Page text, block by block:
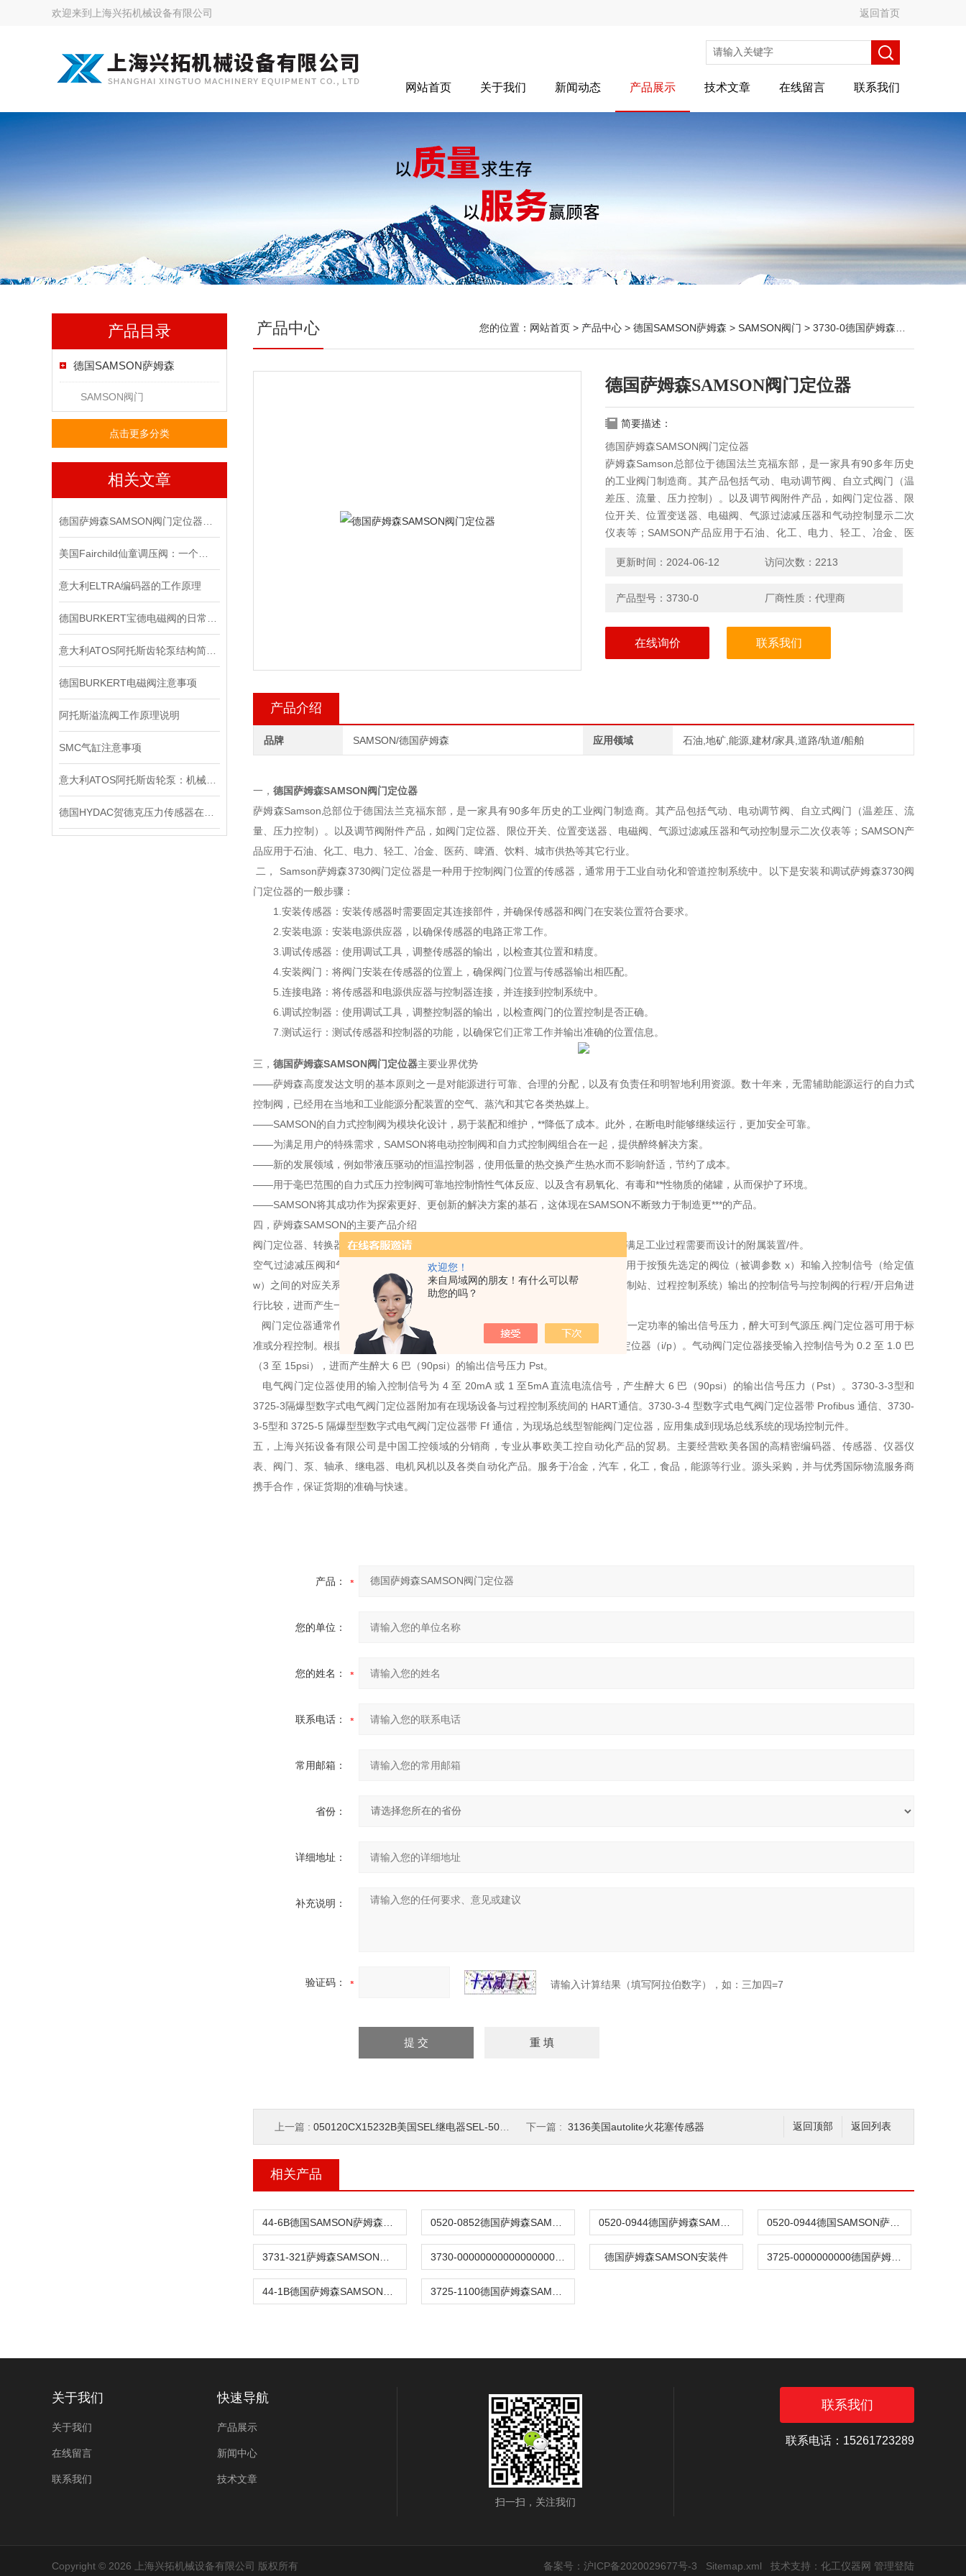
欢迎您！
来自局域网的朋友！有什么可以帮
助您的吗？
欢迎来到 上海兴拓机械设备有限公司 返回首页
网站首页 关于我们 新闻动态 产品展示 技术文章 在线留言 联系我们
产品目录
德国SAMSON萨姆森
SAMSON阀门
点击更多分类
相关文章
意大利ELTRA编码器的工作原理
德国BURKERT电磁阀注意事项
阿托斯溢流阀工作原理说明
SMC气缸注意事项
产品中心 您的位置： 网站首页 > 产品中心 > 德国SAMSON萨姆森 > SAMSON阀门 > 3730-0德国萨姆森SAMSON阀门定位器
德国萨姆森SAMSON阀门定位器
简要描述：
德国萨姆森SAMSON阀门定位器
萨姆森Samson总部位于德国法兰克福东部，是一家具有90多年历史
的工业阀门制造商。其产品包括气动、电动调节阀、自立式阀门（温
差压、流量、压力控制）。以及调节阀附件产品，如阀门定位器、限
位开关、位置变送器、电磁阀、气源过滤减压器和气动控制显示二次
仪表等；SAMSON产品应用于石油、化工、电力、轻工、冶金、医
更新时间：2024-06-12
访问次数：2213
产品型号：3730-0 厂商性质：代理商
在线询价 联系我们
产品介绍
品牌 SAMSON/德国萨姆森 应用领域 石油,地矿,能源,建材/家具,道路/轨道/船舶
一， 德国萨姆森SAMSON阀门定位器
萨姆森Samson总部位于德国法兰克福东部，是一家具有90多年历史的工业阀门制造商。其产品包括气动、电动调节阀、自立式阀门（温差压、流
量、压力控制）。以及调节阀附件产品，如阀门定位器、限位开关、位置变送器、电磁阀、气源过滤减压器和气动控制显示二次仪表等；SAMSON产
品应用于石油、化工、电力、轻工、冶金、医药、啤酒、饮料、城市供热等其它行业。
二， Samson萨姆森3730阀门定位器是一种用于控制阀门位置的传感器，通常用于工业自动化和管道控制系统中。以下是安装和调试萨姆森3730阀
门定位器的一般步骤：
1.安装传感器：安装传感器时需要固定其连接部件，并确保传感器和阀门在安装位置符合要求。
2.安装电源：安装电源供应器，以确保传感器的电路正常工作。
3.调试传感器：使用调试工具，调整传感器的输出，以检查其位置和精度。
4.安装阀门：将阀门安装在传感器的位置上，确保阀门位置与传感器输出相匹配。
5.连接电路：将传感器和电源供应器与控制器连接，并连接到控制系统中。
6.调试控制器：使用调试工具，调整控制器的输出，以检查阀门的位置控制是否正确。
7.测试运行：测试传感器和控制器的功能，以确保它们正常工作并输出准确的位置信息。
三， 德国萨姆森SAMSON阀门定位器主要业界优势
——萨姆森高度发达文明的基本原则之一是对能源进行可靠、合理的分配，以及有负责任和明智地利用资源。数十年来，无需辅助能源运行的自力式
控制阀，已经用在当地和工业能源分配装置的空气、蒸汽和其它各类热媒上。
——SAMSON的自力式控制阀为模块化设计，易于装配和维护，**降低了成本。此外，在断电时能够继续运行，更加安全可靠。
——为满足用户的特殊需求，SAMSON将电动控制阀和自力式控制阀组合在一起，提供醉终解决方案。
——新的发展领域，例如带液压驱动的恒温控制器，使用低量的热交换产生热水而不影响舒适，节约了成本。
——用于毫巴范围的自力式压力控制阀可靠地控制惰性气体反应、以及含有易氧化、有毒和**性物质的储罐，从而保护了环境。
——SAMSON将其成功作为探索更好、更创新的解决方案的基石，这体现在SAMSON不断致力于制造更***的产品。
四，萨姆森SAMSON的主要产品介绍
阀门定位器、转换器、阀位开关、阀位变送器、电磁阀和闭锁阀都是为使气动控制阀满足工业过程需要而设计的附属装置/件。
空气过滤减压阀和气源减压组件用于为气动仪表提供合适的压缩空气。阀门定位器用于按预先选定的阀位（被调参数 x）和输入控制信号（给定值
w）之间的对应关系进行准确定位。阀门定位器将气动或电动控制设备（控制器、控制站、过程控制系统）输出的控制信号与控制阀的行程/开启角进
行比较，进而产生一个气动输出压力（Pst）（输出变量 y）。
阀门定位器通常作为伺服放大器将低能量的输入控制信号转换为与其成比例的具有一定功率的输出信号压力，醉大可到气源压.阀门定位器可用于标
准或分程控制。根据输入控制信号类型，可分为气动阀门定位器（p/p）和电气阀门定位器（i/p）。气动阀门定位器接受输入控制信号为 0.2 至 1.0 巴
（3 至 15psi），进而产生醉大 6 巴（90psi）的输出信号压力 Pst。
电气阀门定位器使用的输入控制信号为 4 至 20mA 或 1 至5mA 直流电流信号，产生醉大 6 巴（90psi）的输出信号压力（Pst）。3730-3-3型和
3725-3隔爆型数字式电气阀门定位器附加有在现场设备与过程控制系统间的 HART通信。3730-3-4 型数字式电气阀门定位器带 Profibus 通信、3730-
3-5型和 3725-5 隔爆型型数字式电气阀门定位器带 Ff 通信，为现场总线型智能阀门定位器，应用集成到现场总线系统的现场控制元件。
五，上海兴拓设备有限公司是中国工控领域的分销商，专业从事欧美工控自动化产品的贸易。主要经营欧美各国的高精密编码器、传感器、仪器仪
表、阀门、泵、轴承、继电器、电机风机以及各类自动化产品。服务于冶金，汽车，化工，食品，能源等行业。源头采购，并与优秀国际物流服务商
携手合作，保证货期的准确与快速。
产品：
您的单位：
您的姓名：
联系电话：
常用邮箱：
省份：
详细地址：
补充说明：
验证码： 请输入计算结果（填写阿拉伯数字），如：三加四=7
返回列表
返回顶部
上一篇 : 050120CX15232B美国SEL继电器SEL-501-2 下一篇 : 3136美国autolite火花塞传感器
相关产品
德国萨姆森SAMSON安装件
关于我们
关于我们
在线留言
联系我们
快速导航
产品展示
新闻中心
技术文章
扫一扫，关注我们
联系我们
联系电话：15261723289
Copyright © 2026 上海兴拓机械设备有限公司 版权所有 备案号：沪ICP备2020029677号-3 Sitemap.xml 技术支持： 化工仪器网 管理登陆